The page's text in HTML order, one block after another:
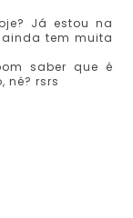
Já estou na
tem muita
saber que é
né? rsrs